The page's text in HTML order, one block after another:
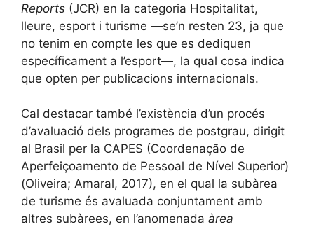
Reports (JCR) en la categoria Hospitalitat,
lleure, esport i turisme —se’n resten 23, ja que
no tenim en compte les que es dediquen
específicament a l’esport—, la qual cosa indica
que opten per publicacions internacionals.
Cal destacar també l’existència d’un procés
d’avaluació dels programes de postgrau, dirigit
al Brasil per la CAPES (Coordenação de
Aperfeiçoamento de Pessoal de Nível Superior)
(Oliveira; Amaral, 2017), en el qual la subàrea
de turisme és avaluada conjuntament amb
altres subàrees, en l’anomenada àrea